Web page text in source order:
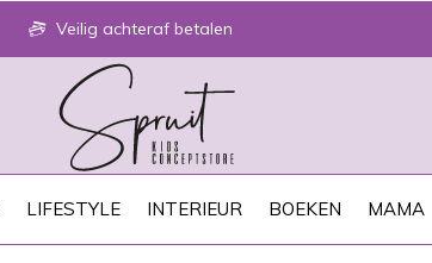
LIFESTYLE INTERIEUR BOEKEN MAMA
Veilig achteraf betalen